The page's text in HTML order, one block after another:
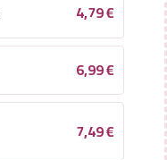
4,79€
6,99€
7,49€